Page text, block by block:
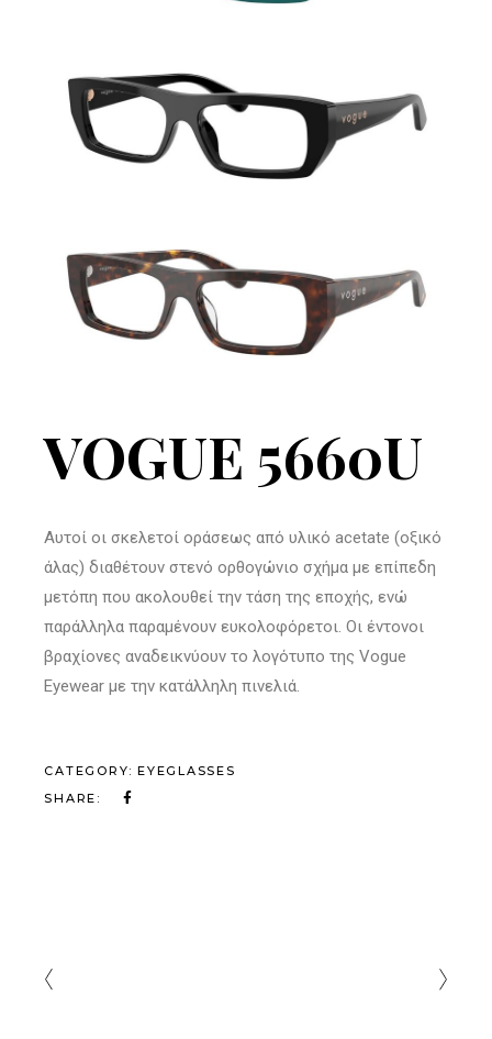
VOGUE 5660U
Αυτοί οι σκελετοί οράσεως από υλικό acetate (οξικό
άλας) διαθέτουν στενό ορθογώνιο σχήμα με επίπεδη
μετόπη που ακολουθεί την τάση της εποχής, ενώ
παράλληλα παραμένουν ευκολοφόρετοι. Οι έντονοι
βραχίονες αναδεικνύουν το λογότυπο της Vogue
Eyewear με την κατάλληλη πινελιά.
CATEGORY: EYEGLASSES
SHARE: